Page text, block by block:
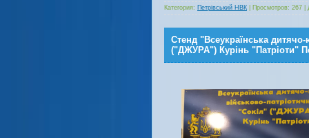
Категория: Петрівський НВК Просмотров: 267
Стенд "Всеукраїнська
("ДЖУРА") Курінь "Патріоти"